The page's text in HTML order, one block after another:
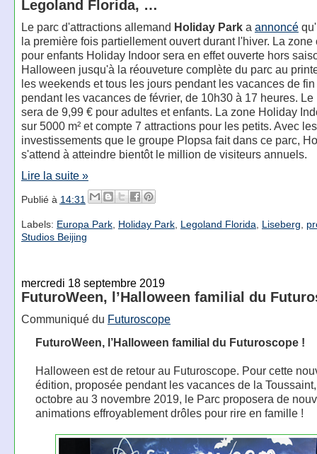
Legoland Florida, …
Le parc d'attractions allemand Holiday Parka annoncé
la première fois partiellement ouvert durant l'hiver. La zone
pour enfants Holiday Indoor sera en effet ouverte hors
Halloween jusqu'à la réouveture complète du parc au
les weekends et tous les jours pendant les vacances de
pendant les vacances de février, de 10h30 à 17 heures. Le
sera de 9,99 € pour adultes et enfants. La zone Holiday
sur 5000 m² et compte 7 attractions pour les petits. Avec les
investissements que le groupe Plopsa fait dans ce parc,
s'attend à atteindre bientôt le million de visiteurs annuels.
Lire la suite »
Publié à 14:31
Labels: Europa Park, Holiday Park, Legoland Florida Liseberg
Studios Beijing
mercredi 18 septembre 2019
FuturoWeen, l’Halloween familial du
Communiqué du Futuroscope
FuturoWeen, l’Halloween familial du Futuroscope !
Halloween est de retour au Futuroscope. Pour cette
édition, proposée pendant les vacances de la
octobre au 3 novembre 2019, le Parc proposera de
animations effroyablement drôles pour rire en famille !